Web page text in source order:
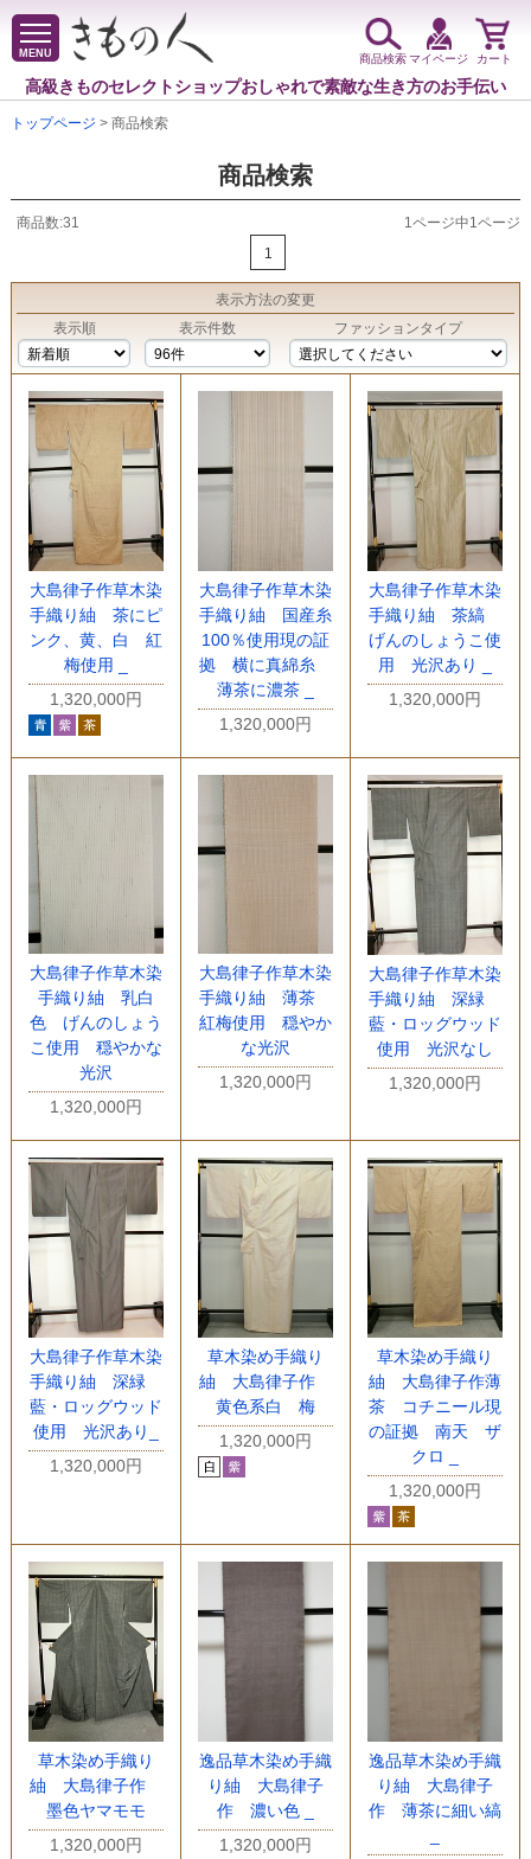
MENU
高級きものセレクトショップおしゃれで素敵な生き方のお手伝い
商品検索マイページ カート
トップページ > 商品検索
商品検索
商品数:31
1ページ中1ページ
1
表示方法の変更
表示順
表示件数 ファッションタイプ
大島律子作草木染
手織り紬 茶にピ
ンク、黄、白 紅
梅使用 _
1,320,000円
大島律子作草木染
手織り紬 国産糸
100％使用現の証
拠 横に真綿糸
薄茶に濃茶 _
1,320,000円
大島律子作草木染
手織り紬 茶縞
げんのしょうこ使
用 光沢あり _
1,320,000円
大島律子作草木染
手織り紬 乳白
色 げんのしょう
こ使用 穏やかな
光沢
1,320,000円
大島律子作草木染
手織り紬 薄茶
紅梅使用 穏やか
な光沢
1,320,000円
大島律子作草木染
手織り紬 深緑
藍・ロッグウッド
使用 光沢なし
1,320,000円
大島律子作草木染
手織り紬 深緑
藍・ロッグウッド
使用 光沢あり_
1,320,000円
草木染め手織り
紬 大島律子作
黄色系白 梅
1,320,000円
草木染め手織り
紬 大島律子作薄
茶 コチニール現
の証拠 南天 ザ
クロ _
1,320,000円
草木染め手織り
紬 大島律子作
墨色ヤマモモ
1,320,000円
逸品草木染め手織
り紬 大島律子
作 濃い色 _
1,320,000円
逸品草木染め手織
り紬 大島律子
作 薄茶に細い縞